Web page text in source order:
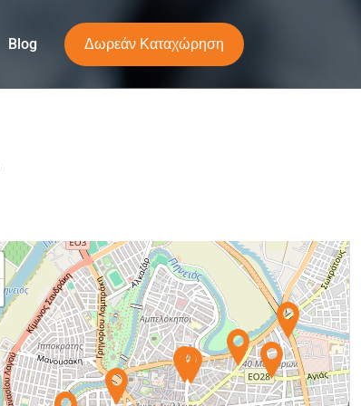
Blog Δωρεάν Καταχώρηση